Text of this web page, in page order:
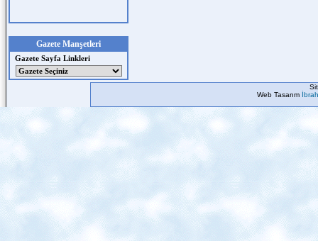
Gazete Manşetleri
Gazete Sayfa Linkleri
Web Tasarım